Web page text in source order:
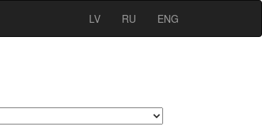
LV RU ENG